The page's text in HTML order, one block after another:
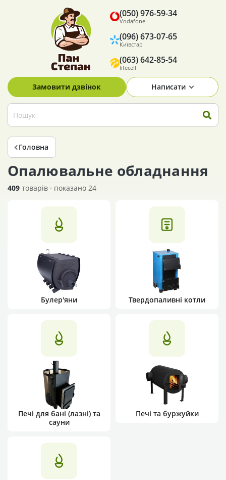
Vodafone
(050) 976-59-34
Київстар
(096) 673-07-65
lifecell
(063) 642-85-54
Замовити дзвінок Написати
Головна
Опалювальне обладнання
409 товарів · показано 24
Булер'яни Твердопаливні котли
Печі для бані (лазні) та
сауни
Печі та буржуйки